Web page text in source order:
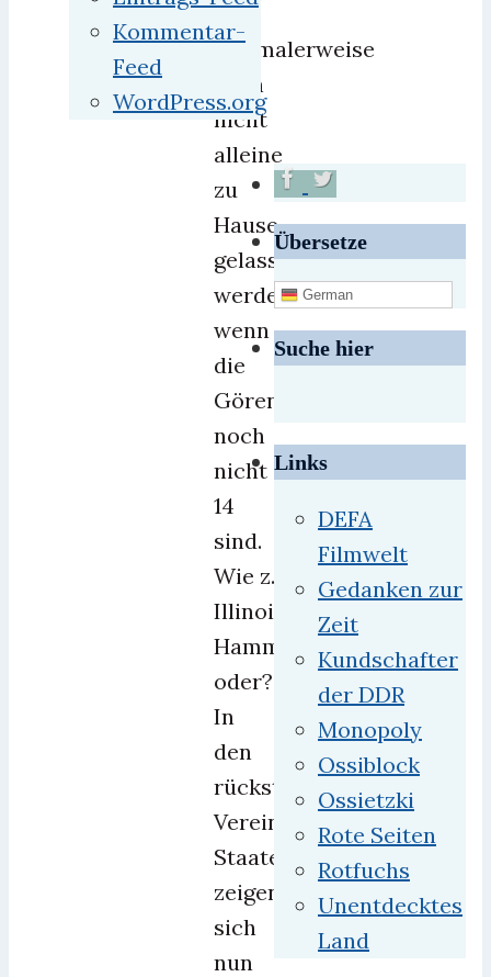
darf
normalerweise
auch
nicht
alleine
zu
Hause
gelassen
werden,
wenn
die
Gören
noch
nicht
14
sind.
Wie z.B.in
Illinois.
Hammer,
oder?
In
den
rückständigen
Vereinigten
Staaten
zeigen
sich
nun
Kommentar-
Feed
WordPress.org
Übersetze
German
Suche hier
Links
DEFA
Filmwelt
Gedanken zur
Zeit
Kundschafter
der DDR
Monopoly
Ossiblock
Ossietzki
Rote Seiten
Rotfuchs
Unentdecktes
Land